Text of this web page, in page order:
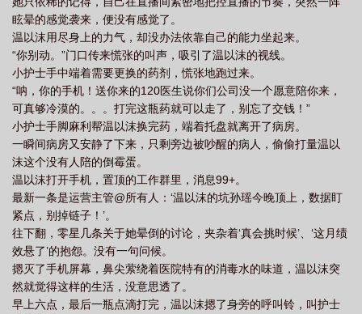
眩晕的感觉袭来，便没有感觉了。
温以沫用尽身上的力气，却没办法依靠自己的能力坐起来。
“你别动。”门口传来慌张的叫声，吸引了温以沫的视线。
小护士手中端着需要更换的药剂，慌张地跑过来。
“呐，你的手机！送你来的120医生说你们公司没一个愿意陪你来，
可真够冷漠的。。。打完这瓶药就可以走了，别忘了交钱！”
小护士手脚麻利帮温以沫换完药，端着托盘就离开了病房。
一瞬间病房又安静了下来，只剩旁边被吵醒的病人，偷偷打量温以
沫这个没有人陪的倒霉蛋。
温以沫打开手机，置顶的工作群里，消息99+。
最新一条是运营主管@所有人：‘温以沫的坑孙瑶今晚顶上，数据盯
紧点，别掉链子！’。
往下翻，零星几条关于她晕倒的讨论，夹杂着‘真会挑时候’、‘这月绩
效悬了’的抱怨。没有一句问候。
摁灭了手机屏幕，鼻尖萦绕着医院特有的消毒水的味道，温以沫突
然就觉得这样的生活，没意思透了。
早上六点，最后一瓶点滴打完，温以沫摁了身旁的呼叫铃，叫护士